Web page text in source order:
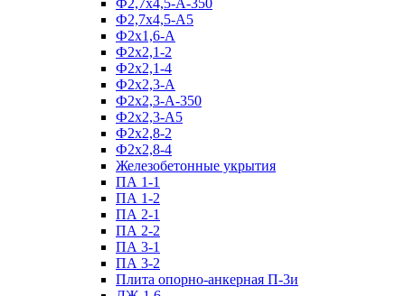
Ф2,7х4,5-А5
Ф2х1,6-А
Ф2х2,1-2
Ф2х2,1-4
Ф2х2,3-А
Ф2х2,3-А-350
Ф2х2,3-А5
Ф2х2,8-2
Ф2х2,8-4
Железобетонные укрытия
ПА 1-1
ПА 1-2
ПА 2-1
ПА 2-2
ПА 3-1
ПА 3-2
Плита опорно-анкерная П-3и